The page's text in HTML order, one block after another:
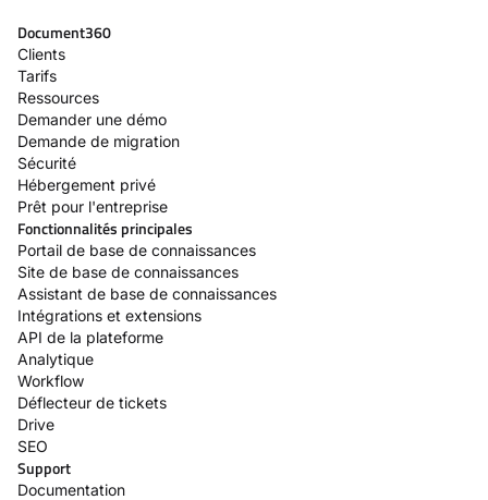
Document360
Clients
Tarifs
Ressources
Demander une démo
Demande de migration
Sécurité
Hébergement privé
Prêt pour l'entreprise
Fonctionnalités principales
Portail de base de connaissances
Site de base de connaissances
Assistant de base de connaissances
Intégrations et extensions
API de la plateforme
Analytique
Workflow
Déflecteur de tickets
Drive
SEO
Support
Documentation